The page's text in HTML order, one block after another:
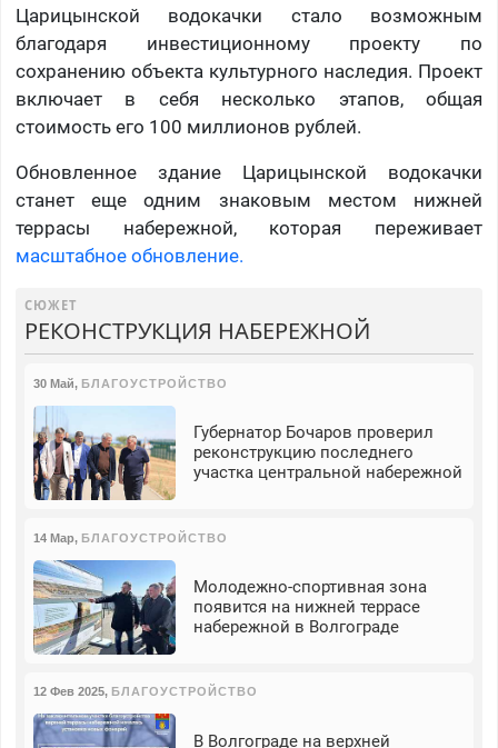
Царицынской водокачки стало возможным
благодаря инвестиционному проекту по
сохранению объекта культурного наследия. Проект
включает в себя несколько этапов, общая
стоимость его 100 миллионов рублей.
Обновленное здание Царицынской водокачки
станет еще одним знаковым местом нижней
террасы набережной, которая переживает
масштабное обновление.
СЮЖЕТ
РЕКОНСТРУКЦИЯ НАБЕРЕЖНОЙ
30 Май, БЛАГОУСТРОЙСТВО
Губернатор Бочаров проверил
реконструкцию последнего
участка центральной набережной
14 Мар, БЛАГОУСТРОЙСТВО
Молодежно-спортивная зона
появится на нижней террасе
набережной в Волгограде
12 Фев 2025, БЛАГОУСТРОЙСТВО
В Волгограде на верхней